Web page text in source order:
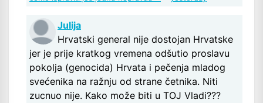
Julija
Hrvatski general nije dostojan Hrvatske
jer je prije kratkog vremena odšutio proslavu
pokolja (genocida) Hrvata i pečenja mladog
svećenika na ražnju od strane četnika. Niti
zucnuo nije. Kako može biti u TOJ Vladi???